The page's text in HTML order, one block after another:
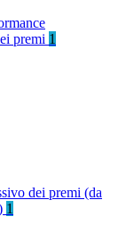
premi 1
dei premi (da
1